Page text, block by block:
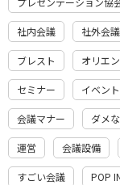
社内会議 社外会議
ブレスト オリエン
セミナー イベント
会議マナー ダメ
運営 会議設備
すごい会議 POP